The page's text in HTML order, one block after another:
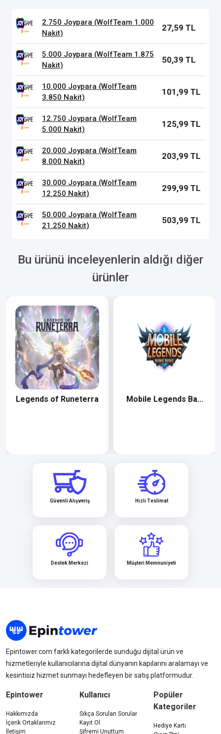
2.750 Joypara (WolfTeam 1.000
Nakit)
27,59 TL
5.000 Joypara (WolfTeam 1.875
Nakit)
50,39 TL
10.000 Joypara (WolfTeam
3.850 Nakit)
101,99 TL
12.750 Joypara (WolfTeam
5.000 Nakit)
125,99 TL
20.000 Joypara (WolfTeam
8.000 Nakit)
203,99 TL
30.000 Joypara (WolfTeam
12.250 Nakit)
299,99 TL
50.000 Joypara (WolfTeam
21.250 Nakit)
503,99 TL
Bu ürünü inceleyenlerin aldığı diğer
ürünler
Legends of Runeterra Mobile Legends Ba...
Güvenli Alışveriş Hızlı Teslimat
Destek Merkezi Müşteri Memnuniyeti
Epintower.com farklı kategorilerde sunduğu dijital ürün ve
hizmetleriyle kullanıcılarına dijital dünyanın kapılarını aralamayı ve
kesintisiz hizmet sunmayı hedefleyen bir satış platformudur.
Epintower
Hakkımızda
İçerik Ortaklarımız
İletişim
Kullanıcı
Sıkça Sorulan Sorular
Kayıt Ol
Şifremi Unuttum
Popüler
Kategoriler
Hediye Kartı